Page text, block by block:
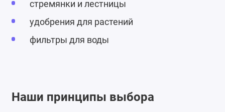
стремянки и лестницы
удобрения для растений
фильтры для воды
Наши принципы выбора